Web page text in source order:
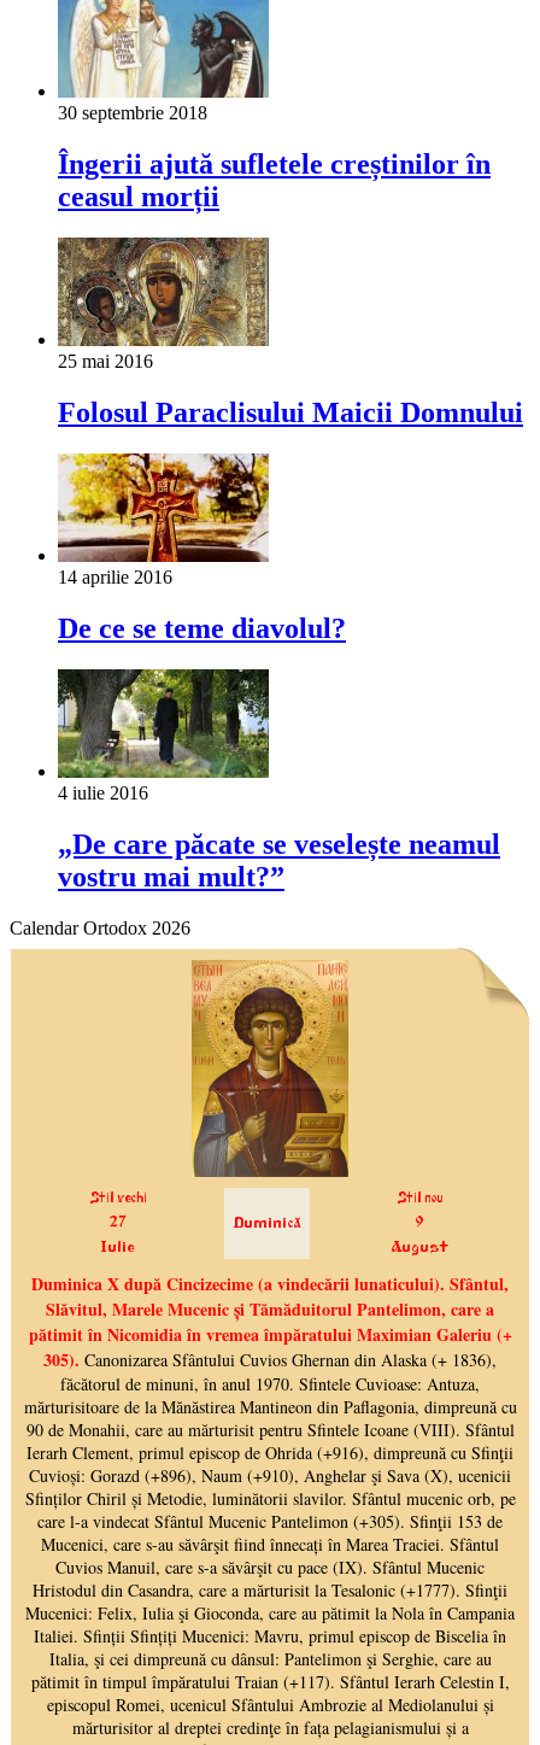
30 septembrie 2018
Îngerii ajută sufletele creștinilor în
ceasul morții
25 mai 2016
Folosul Paraclisului Maicii Domnului
14 aprilie 2016
De ce se teme diavolul?
4 iulie 2016
„De care păcate se veselește neamul
vostru mai mult?”
Calendar Ortodox 2026